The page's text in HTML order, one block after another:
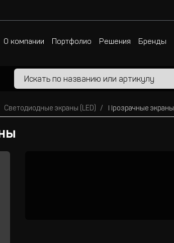
О компании Портфолио Решения Бренды
Светодиодные экраны (LED) Прозрачные экраны